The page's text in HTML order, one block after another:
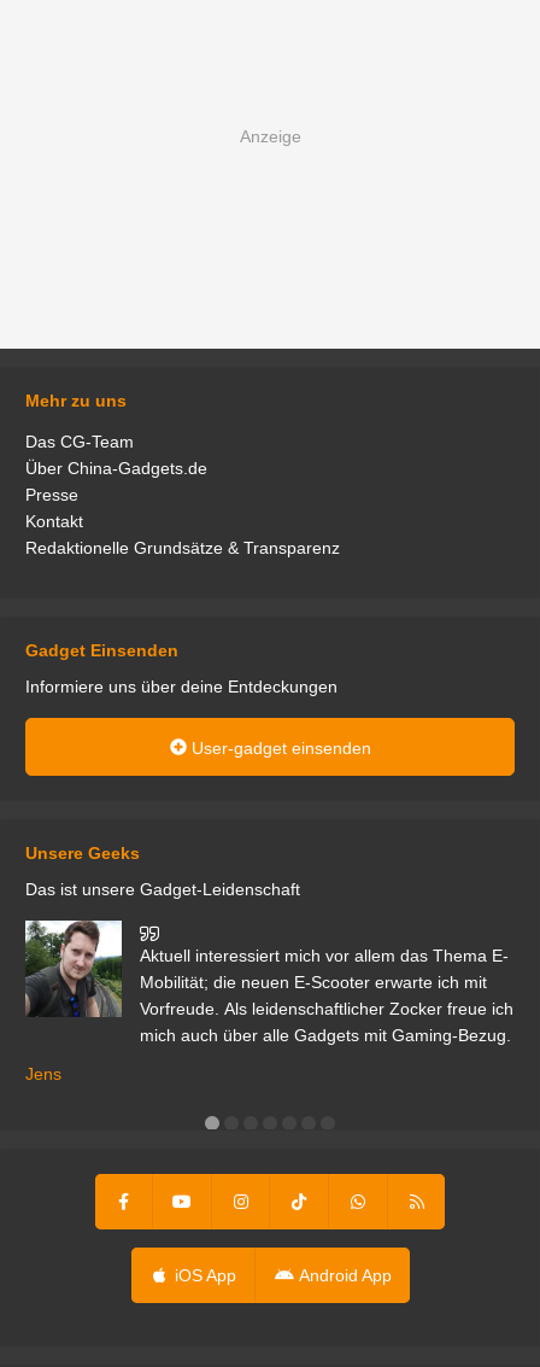
Mehr zu uns
Das CG-Team
Über China-Gadgets.de
Presse
Kontakt
Redaktionelle Grundsätze & Transparenz
Gadget Einsenden
Informiere uns über deine Entdeckungen
User-gadget einsenden
Unsere Geeks
Das ist unsere Gadget-Leidenschaft
Aktuell interessiert mich vor allem das Thema E-
Mobilität; die neuen E-Scooter erwarte ich mit
Vorfreude. Als leidenschaftlicher Zocker freue ich
mich auch über alle Gadgets mit Gaming-Bezug.
Jens
iOS App Android App